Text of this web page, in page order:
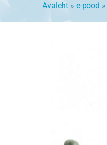
Avaleht » e-pood »